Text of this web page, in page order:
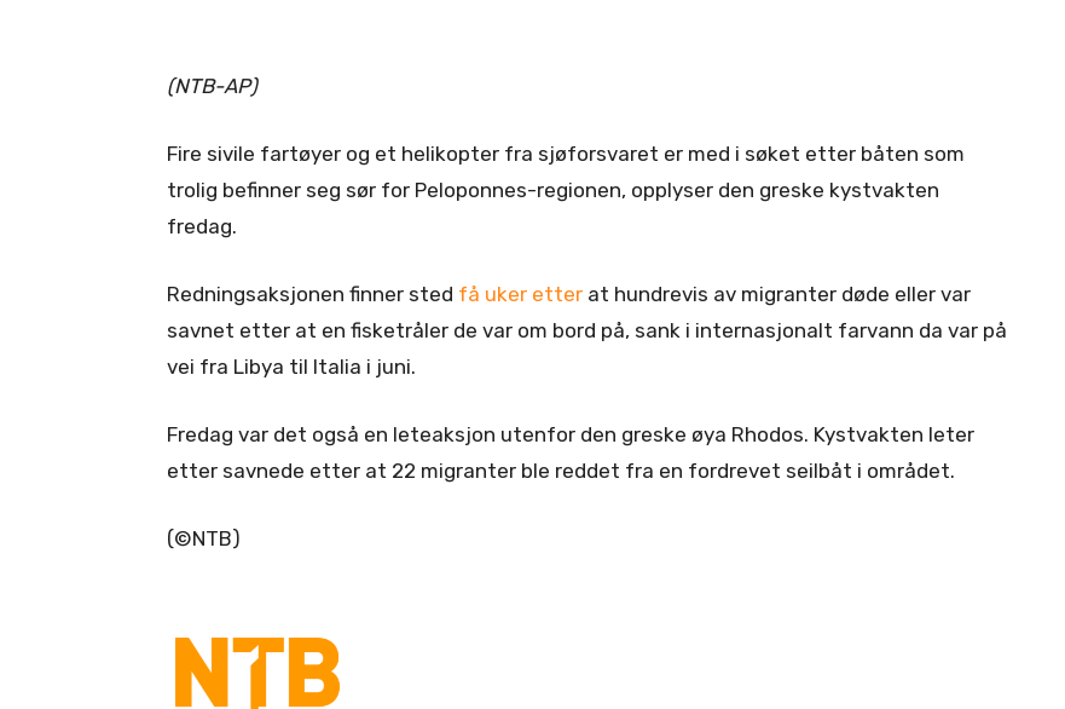
(NTB-AP)
Fire sivile fartøyer og et helikopter fra sjøforsvaret er med i søket etter båten som
trolig befinner seg sør for Peloponnes-regionen, opplyser den greske kystvakten
fredag.
Redningsaksjonen finner sted få uker etter at hundrevis av migranter døde eller var
savnet etter at en fisketråler de var om bord på, sank i internasjonalt farvann da var på
vei fra Libya til Italia i juni.
Fredag var det også en leteaksjon utenfor den greske øya Rhodos. Kystvakten leter
etter savnede etter at 22 migranter ble reddet fra en fordrevet seilbåt i området.
(©NTB)